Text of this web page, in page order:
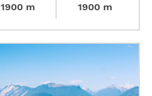
1900 m
1900 m